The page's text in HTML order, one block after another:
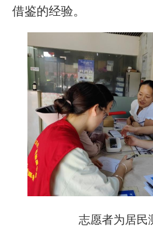
借鉴的经验。
志愿者为居民